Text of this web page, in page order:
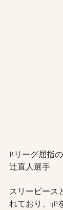
Bリーグ屈指
辻直人選手
スリーピース
れており、3P